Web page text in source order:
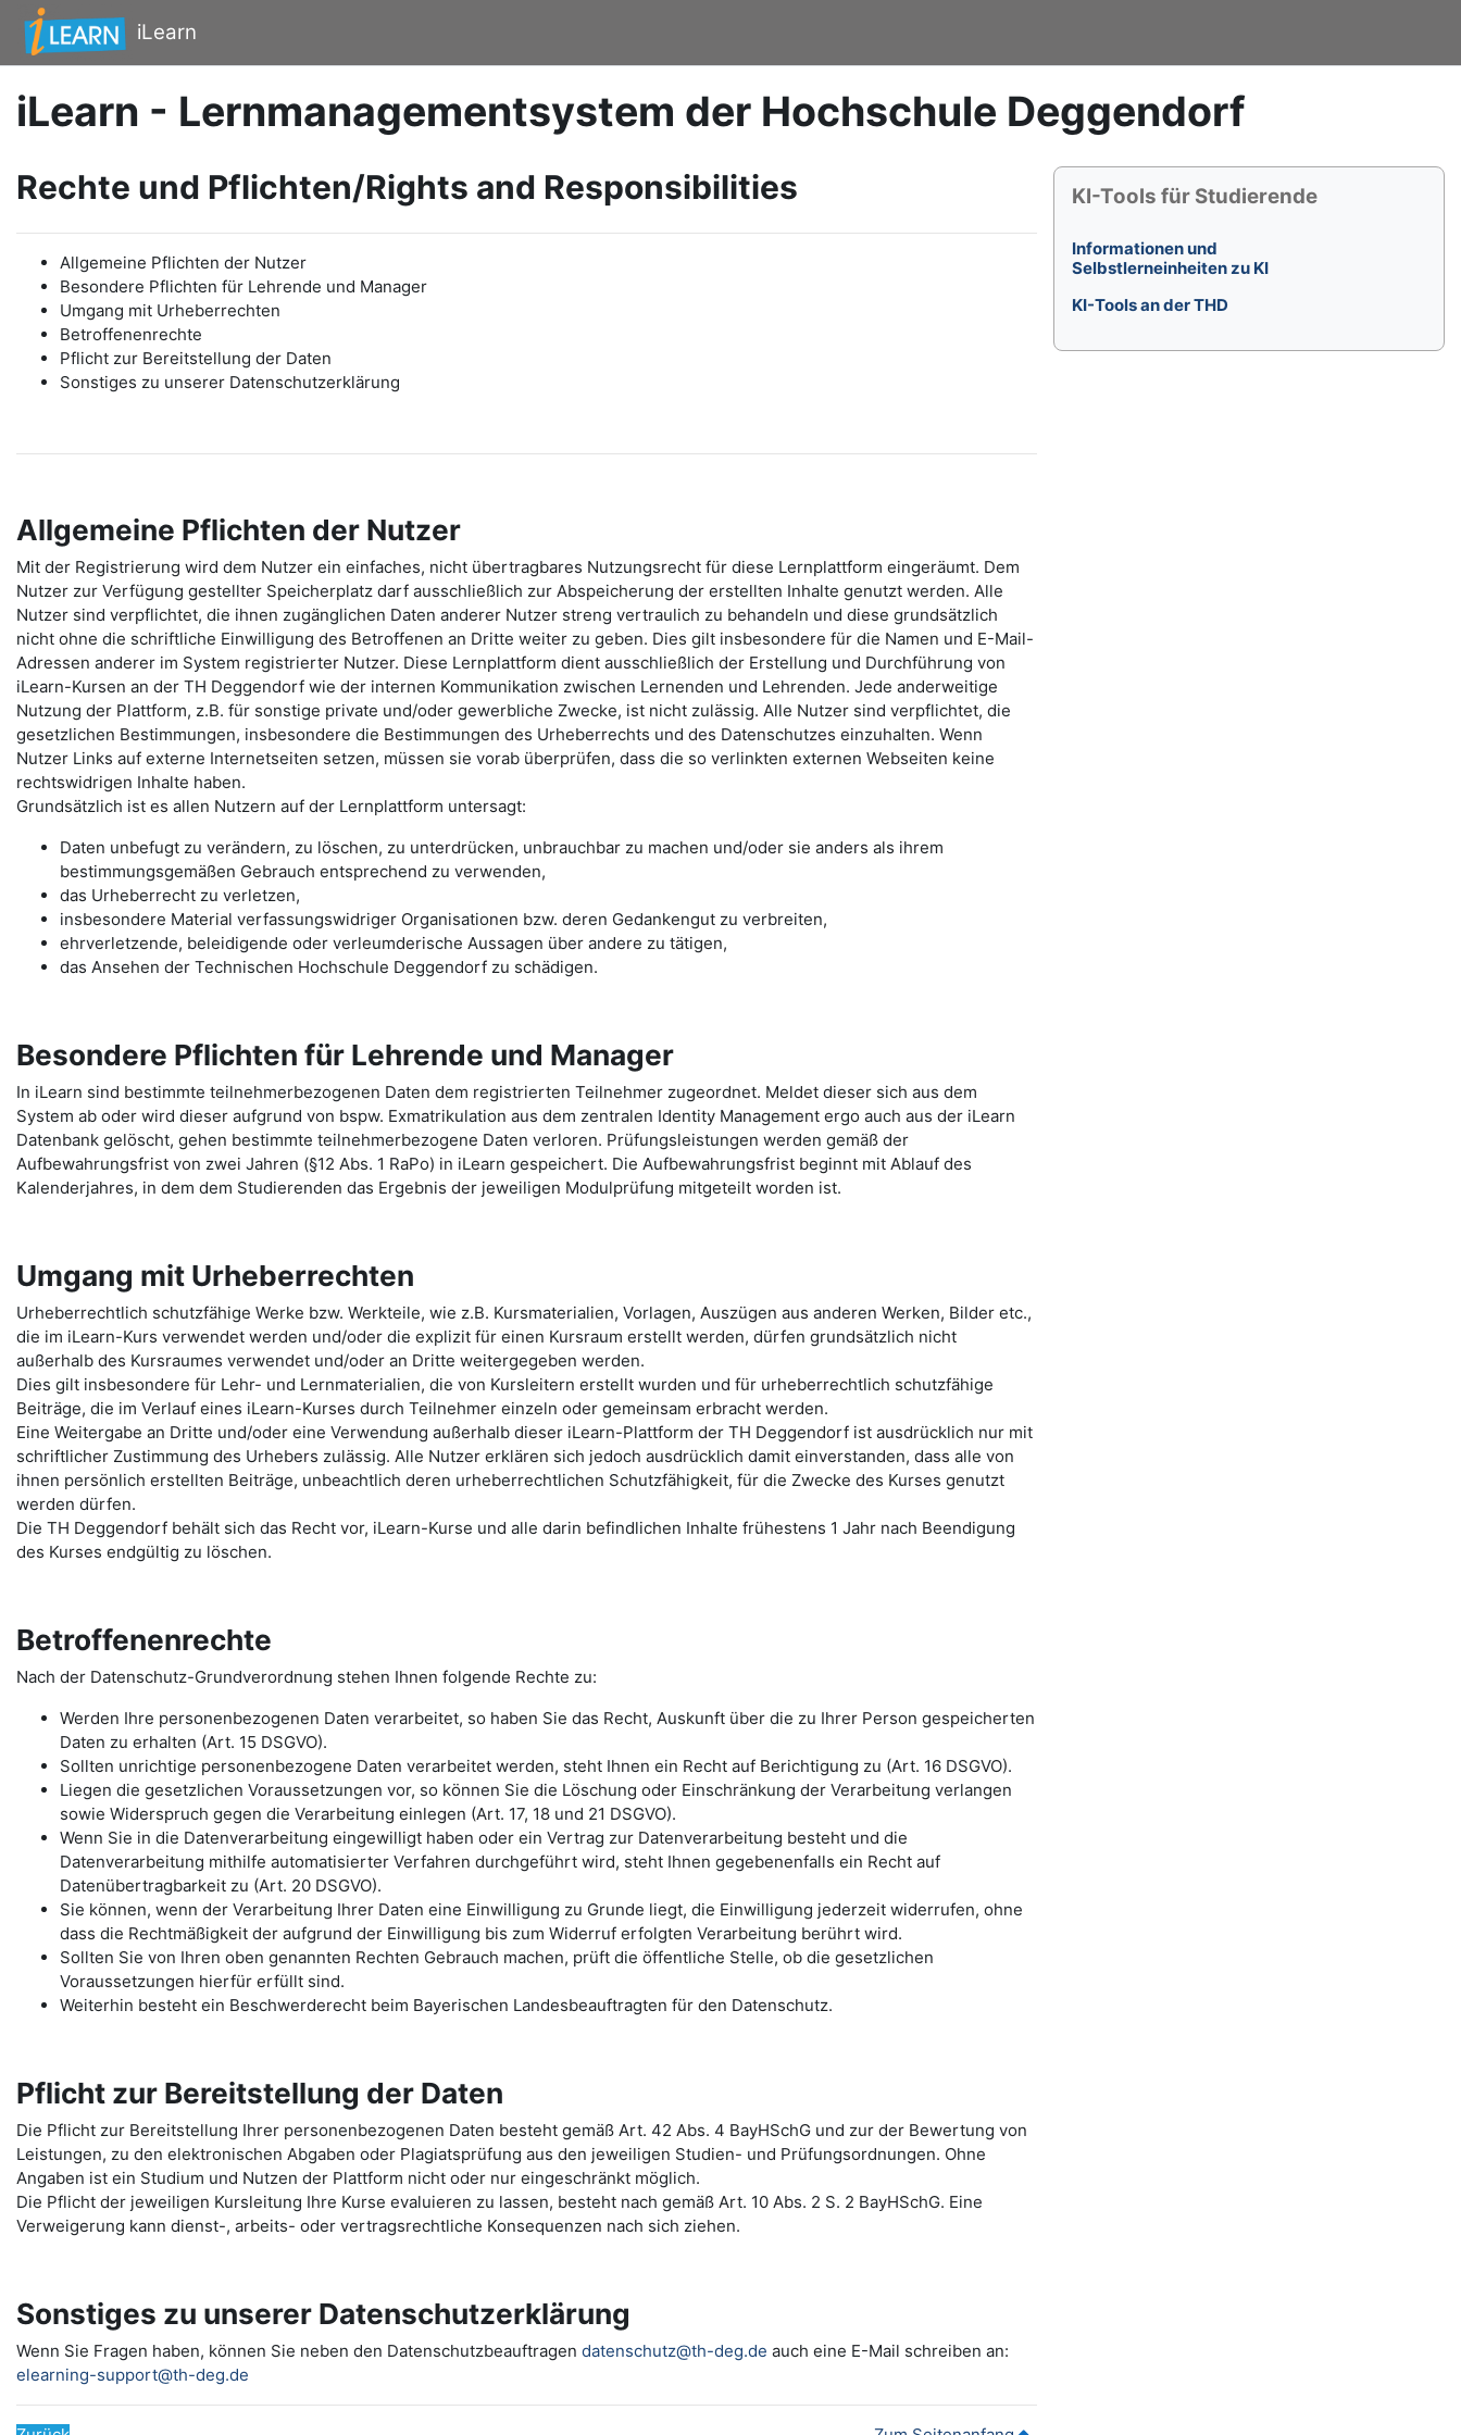
Zum Hauptinhalt
iLearn
iLearn - Lernmanagementsystem der Hochschule Deggendorf
Rechte und Pflichten/Rights and Responsibilities
Allgemeine Pflichten der Nutzer
Besondere Pflichten für Lehrende und Manager
Umgang mit Urheberrechten
Betroffenenrechte
Pflicht zur Bereitstellung der Daten
Sonstiges zu unserer Datenschutzerklärung
Allgemeine Pflichten der Nutzer
Mit der Registrierung wird dem Nutzer ein einfaches, nicht übertragbares Nutzungsrecht für diese Lernplattform eingeräumt. Dem
Nutzer zur Verfügung gestellter Speicherplatz darf ausschließlich zur Abspeicherung der erstellten Inhalte genutzt werden. Alle
Nutzer sind verpflichtet, die ihnen zugänglichen Daten anderer Nutzer streng vertraulich zu behandeln und diese grundsätzlich
nicht ohne die schriftliche Einwilligung des Betroffenen an Dritte weiter zu geben. Dies gilt insbesondere für die Namen und E-Mail-
Adressen anderer im System registrierter Nutzer. Diese Lernplattform dient ausschließlich der Erstellung und Durchführung von
iLearn-Kursen an der TH Deggendorf wie der internen Kommunikation zwischen Lernenden und Lehrenden. Jede anderweitige
Nutzung der Plattform, z.B. für sonstige private und/oder gewerbliche Zwecke, ist nicht zulässig. Alle Nutzer sind verpflichtet, die
gesetzlichen Bestimmungen, insbesondere die Bestimmungen des Urheberrechts und des Datenschutzes einzuhalten. Wenn
Nutzer Links auf externe Internetseiten setzen, müssen sie vorab überprüfen, dass die so verlinkten externen Webseiten keine
rechtswidrigen Inhalte haben.
Grundsätzlich ist es allen Nutzern auf der Lernplattform untersagt:
Daten unbefugt zu verändern, zu löschen, zu unterdrücken, unbrauchbar zu machen und/oder sie anders als ihrem
bestimmungsgemäßen Gebrauch entsprechend zu verwenden,
das Urheberrecht zu verletzen,
insbesondere Material verfassungswidriger Organisationen bzw. deren Gedankengut zu verbreiten,
ehrverletzende, beleidigende oder verleumderische Aussagen über andere zu tätigen,
das Ansehen der Technischen Hochschule Deggendorf zu schädigen.
Besondere Pflichten für Lehrende und Manager
In iLearn sind bestimmte teilnehmerbezogenen Daten dem registrierten Teilnehmer zugeordnet. Meldet dieser sich aus dem
System ab oder wird dieser aufgrund von bspw. Exmatrikulation aus dem zentralen Identity Management ergo auch aus der iLearn
Datenbank gelöscht, gehen bestimmte teilnehmerbezogene Daten verloren. Prüfungsleistungen werden gemäß der
Aufbewahrungsfrist von zwei Jahren (§12 Abs. 1 RaPo) in iLearn gespeichert. Die Aufbewahrungsfrist beginnt mit Ablauf des
Kalenderjahres, in dem dem Studierenden das Ergebnis der jeweiligen Modulprüfung mitgeteilt worden ist.
Umgang mit Urheberrechten
Urheberrechtlich schutzfähige Werke bzw. Werkteile, wie z.B. Kursmaterialien, Vorlagen, Auszügen aus anderen Werken, Bilder etc.,
die im iLearn-Kurs verwendet werden und/oder die explizit für einen Kursraum erstellt werden, dürfen grundsätzlich nicht
außerhalb des Kursraumes verwendet und/oder an Dritte weitergegeben werden.
Dies gilt insbesondere für Lehr- und Lernmaterialien, die von Kursleitern erstellt wurden und für urheberrechtlich schutzfähige
Beiträge, die im Verlauf eines iLearn-Kurses durch Teilnehmer einzeln oder gemeinsam erbracht werden.
Eine Weitergabe an Dritte und/oder eine Verwendung außerhalb dieser iLearn-Plattform der TH Deggendorf ist ausdrücklich nur mit
schriftlicher Zustimmung des Urhebers zulässig. Alle Nutzer erklären sich jedoch ausdrücklich damit einverstanden, dass alle von
ihnen persönlich erstellten Beiträge, unbeachtlich deren urheberrechtlichen Schutzfähigkeit, für die Zwecke des Kurses genutzt
werden dürfen.
Die TH Deggendorf behält sich das Recht vor, iLearn-Kurse und alle darin befindlichen Inhalte frühestens 1 Jahr nach Beendigung
des Kurses endgültig zu löschen.
Betroffenenrechte
Nach der Datenschutz-Grundverordnung stehen Ihnen folgende Rechte zu:
Werden Ihre personenbezogenen Daten verarbeitet, so haben Sie das Recht, Auskunft über die zu Ihrer Person gespeicherten
Daten zu erhalten (Art. 15 DSGVO).
Sollten unrichtige personenbezogene Daten verarbeitet werden, steht Ihnen ein Recht auf Berichtigung zu (Art. 16 DSGVO).
Liegen die gesetzlichen Voraussetzungen vor, so können Sie die Löschung oder Einschränkung der Verarbeitung verlangen
sowie Widerspruch gegen die Verarbeitung einlegen (Art. 17, 18 und 21 DSGVO).
Wenn Sie in die Datenverarbeitung eingewilligt haben oder ein Vertrag zur Datenverarbeitung besteht und die
Datenverarbeitung mithilfe automatisierter Verfahren durchgeführt wird, steht Ihnen gegebenenfalls ein Recht auf
Datenübertragbarkeit zu (Art. 20 DSGVO).
Sie können, wenn der Verarbeitung Ihrer Daten eine Einwilligung zu Grunde liegt, die Einwilligung jederzeit widerrufen, ohne
dass die Rechtmäßigkeit der aufgrund der Einwilligung bis zum Widerruf erfolgten Verarbeitung berührt wird.
Sollten Sie von Ihren oben genannten Rechten Gebrauch machen, prüft die öffentliche Stelle, ob die gesetzlichen
Voraussetzungen hierfür erfüllt sind.
Weiterhin besteht ein Beschwerderecht beim Bayerischen Landesbeauftragten für den Datenschutz.
Pflicht zur Bereitstellung der Daten
Die Pflicht zur Bereitstellung Ihrer personenbezogenen Daten besteht gemäß Art. 42 Abs. 4 BayHSchG und zur der Bewertung von
Leistungen, zu den elektronischen Abgaben oder Plagiatsprüfung aus den jeweiligen Studien- und Prüfungsordnungen. Ohne
Angaben ist ein Studium und Nutzen der Plattform nicht oder nur eingeschränkt möglich.
Die Pflicht der jeweiligen Kursleitung Ihre Kurse evaluieren zu lassen, besteht nach gemäß Art. 10 Abs. 2 S. 2 BayHSchG. Eine
Verweigerung kann dienst-, arbeits- oder vertragsrechtliche Konsequenzen nach sich ziehen.
Sonstiges zu unserer Datenschutzerklärung
Wenn Sie Fragen haben, können Sie neben den Datenschutzbeauftragen datenschutz@th-deg.de auch eine E-Mail schreiben an:
elearning-support@th-deg.de
Blöcke
KI-Tools für Studierende überspringen
KI-Tools für Studierende
Informationen und
Selbstlerneinheiten zu KI
KI-Tools an der THD